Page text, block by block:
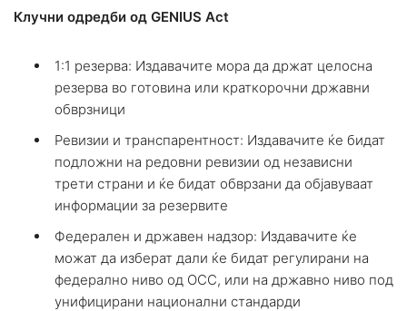
Клучни одредби од GENIUS Act
1:1 резерва: Издавачите мора да држат целосна
резерва во готовина или краткорочни државни
обврзници
Ревизии и транспарентност: Издавачите ќе бидат
подложни на редовни ревизии од независни
трети страни и ќе бидат обврзани да објавуваат
информации за резервите
Федерален и државен надзор: Издавачите ќе
можат да изберат дали ќе бидат регулирани на
федерално ниво од OCC, или на државно ниво под
унифицирани национални стандарди